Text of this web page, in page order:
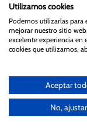
Utilizamos cookies
Podemos utilizarlas para
mejorar nuestro sitio
excelente experiencia
cookies que utilizamos,
Aceptar
No, ajustar